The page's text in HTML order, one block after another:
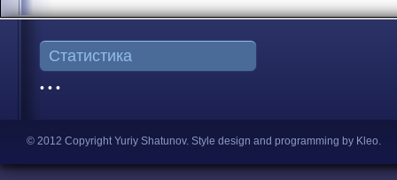
Статистика
• • •
© 2012 Copyright Yuriy Shatunov. Style design and programming by Kleo.